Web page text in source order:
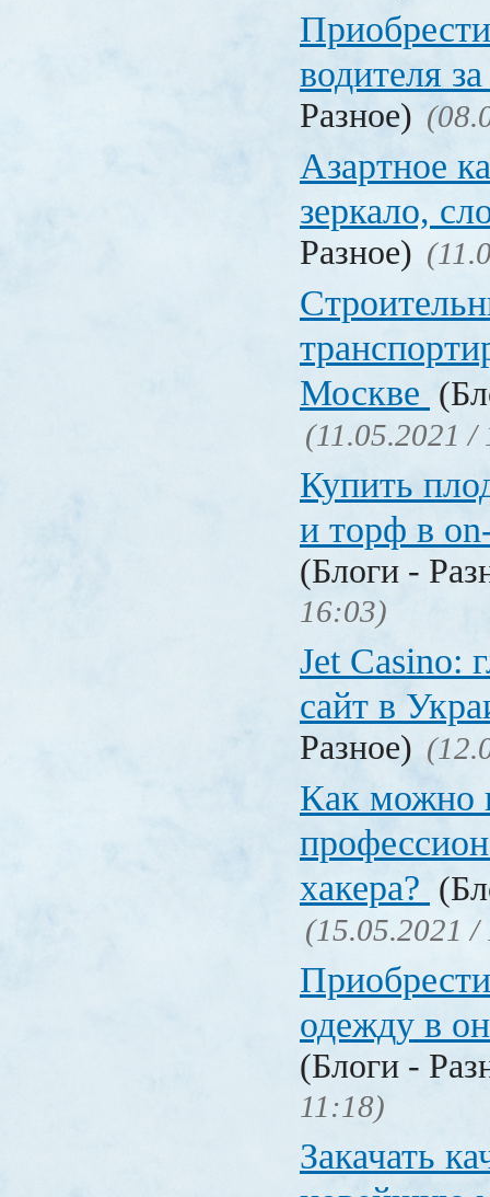
водителя
Разное)
Азартное
зеркало,
Разное)
Москве
(11.05.2021 /
Купить
и торф в
(Блоги -
16:03)
Jet Сasino:
сайт в
Разное)
Как можно
хакера?
(15.05.2021 /
одежду в
(Блоги -
11:18)
Закачать